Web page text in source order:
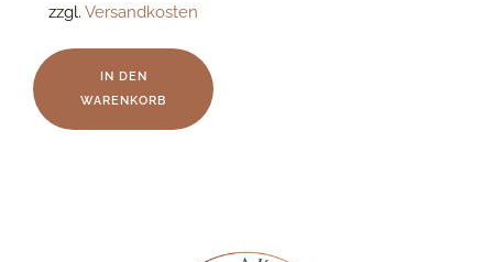
zzgl. Versandkosten
IN DEN
WARENKORB